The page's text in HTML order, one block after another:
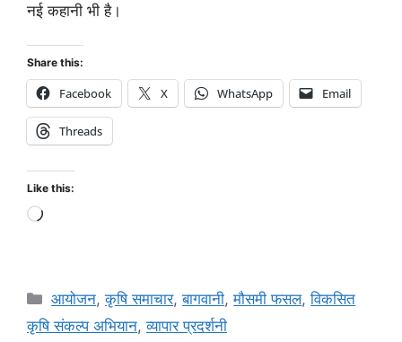
नई कहानी भी है।
Share this:
Facebook X WhatsApp Email
Threads
Like this:
आयोजन,कृषि समाचार,बागवानी,मौसमी फसल,विकसित
कृषि संकल्प अभियान,व्यापार प्रदर्शनी